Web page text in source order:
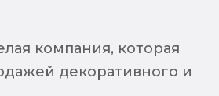
компания, которая
декоративного и